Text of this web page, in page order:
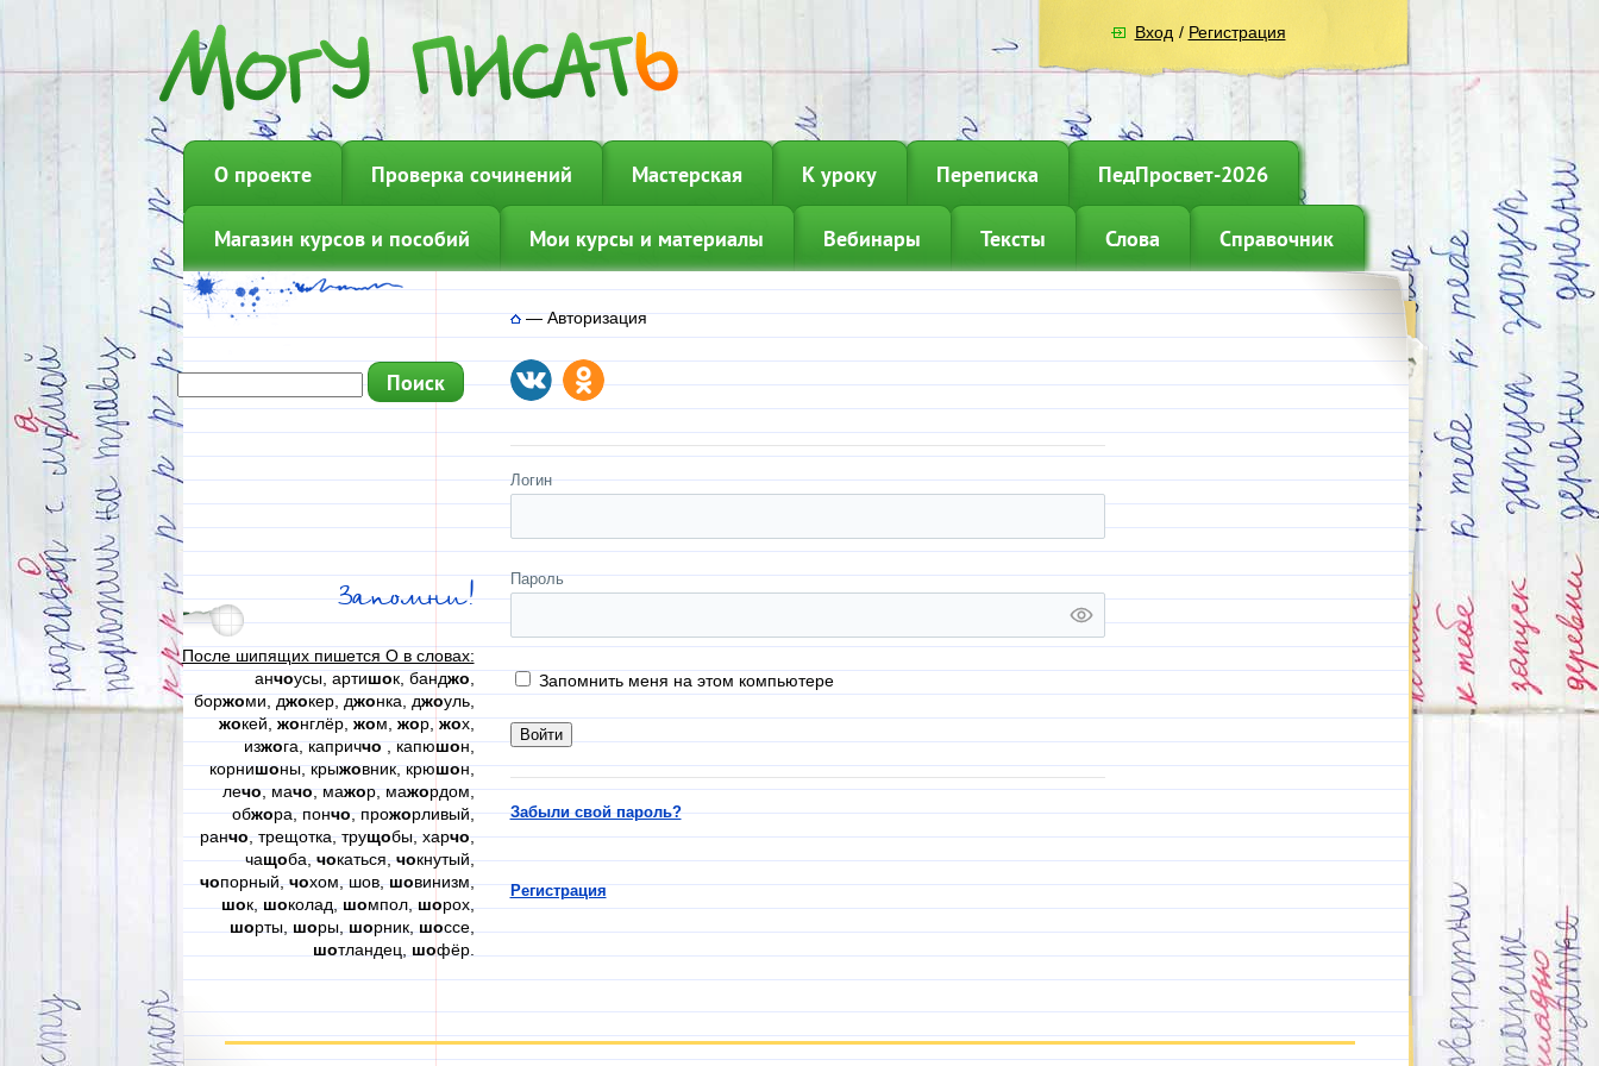
Вход / Регистрация
О проекте Проверка сочинений Мастерская К уроку Переписка ПедПросвет-2026
Магазин курсов и пособий Мои курсы и материалы Вебинары Тексты Слова Справочник
Запомни!
После шипящих пишется О в словах:
анчоусы, артишок, банджо
боржоми, джокер, джонка, джоуль,
жокей,жонглёр,жом,жор,жох,
изжога, каприччо, капюшон,
корнишоны, крыжовник, крюшон,
лечо, мачо, мажор, мажордом,
обжора, пончо, прожорливый,
ранчо, трещотка, трущобы, харчо,
чащоба,чокаться,чокнутый,
чопорный,чохом, шов,шовинизм,
шок,шоколад,шомпол,шорох,
шорты, шоры, шорник, шоссе,
шотландец, шофёр.
—Авторизация
Логин
Пароль
Запомнить меня на этом компьютере
Забыли свой пароль?
Регистрация